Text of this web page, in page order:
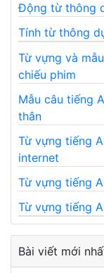
Động từ thông
Tính từ thông
Từ vựng và
chiếu phim
Mẫu câu tiếng
thân
Từ vựng tiếng
internet
Từ vựng tiếng
Từ vựng tiếng
Bài viết mới